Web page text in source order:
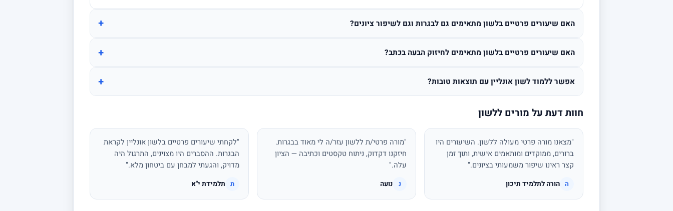
האם שיעורים פרטיים בלשון מתאימים גם לבגרות וגם לשיפור ציונים? +
האם שיעורים פרטיים בלשון מתאימים לחיזוק הבעה בכתב? +
אפשר ללמוד לשון אונליין עם תוצאות טובות? +
חוות דעת על מורים ללשון
"מצאנו מורה פרטי מעולה ללשון. השיעורים היו
ברורים, ממוקדים ומותאמים אישית, ותוך זמן
קצר ראינו שיפור משמעותי בציונים."
ה הורה לתלמיד תיכון
"מורה פרטי/ת ללשון עזר/ה לי מאוד בבגרות.
חיזקנו דקדוק, ניתוח טקסטים וכתיבה — הציון
עלה."
נ נועה
"לקחתי שיעורים פרטיים בלשון אונליין לקראת
הבגרות. ההסברים היו מצוינים, התרגול היה
מדויק, והגעתי למבחן עם ביטחון מלא."
ת תלמידת י"א